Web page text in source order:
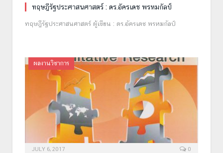
ทฤษฎีรัฐประศาสนศาสตร์ : ดร.อัครเดช พรหมกัลป์
ทฤษฎีรัฐประศาสนศาสตร์ ผู้เขียน : ดร.อัครเดช พรหมกัลป์
ผลงานวิชาการ
JULY 6, 2017 0